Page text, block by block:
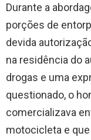
Durante a
porções de
devida
na residência do
drogas e uma
questionado, o
comercializava
motocicleta e